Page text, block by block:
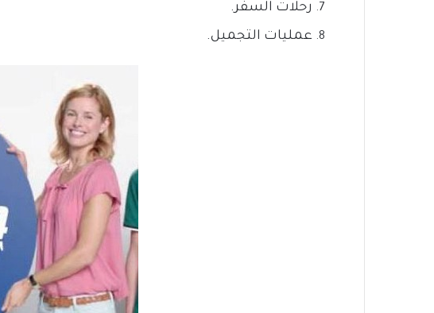
رحلات السفر.
عمليات التجميل.